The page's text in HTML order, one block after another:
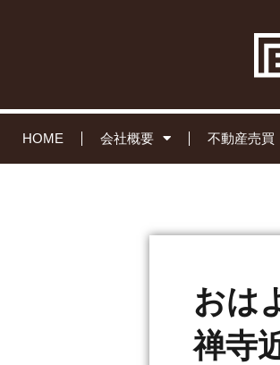
HOME 会社概要 不動産売買
おは
禅寺